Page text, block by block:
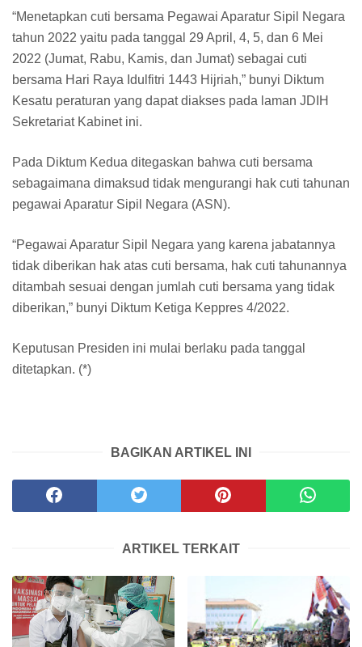
“Menetapkan cuti bersama Pegawai Aparatur Sipil Negara
tahun 2022 yaitu pada tanggal 29 April, 4, 5, dan 6 Mei
2022 (Jumat, Rabu, Kamis, dan Jumat) sebagai cuti
bersama Hari Raya Idulfitri 1443 Hijriah,” bunyi Diktum
Kesatu peraturan yang dapat diakses pada laman JDIH
Sekretariat Kabinet ini.
Pada Diktum Kedua ditegaskan bahwa cuti bersama
sebagaimana dimaksud tidak mengurangi hak cuti tahunan
pegawai Aparatur Sipil Negara (ASN).
“Pegawai Aparatur Sipil Negara yang karena jabatannya
tidak diberikan hak atas cuti bersama, hak cuti tahunannya
ditambah sesuai dengan jumlah cuti bersama yang tidak
diberikan,” bunyi Diktum Ketiga Keppres 4/2022.
Keputusan Presiden ini mulai berlaku pada tanggal
ditetapkan. (*)
BAGIKAN ARTIKEL INI
ARTIKEL TERKAIT